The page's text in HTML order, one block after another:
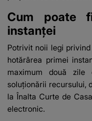
Cum poate
instanței
Potrivit noii legi
hotărârea primei
maximum două zile
soluționării recursului,
la Înalta Curte de
electronic.